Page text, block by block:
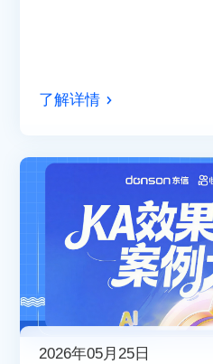
了解详情
2026年05月25日